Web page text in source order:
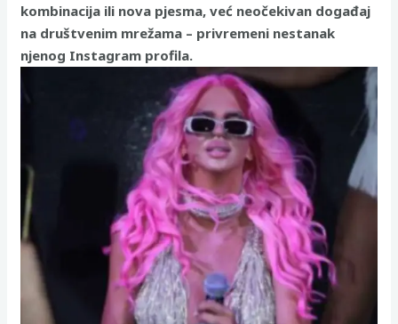
kombinacija ili nova pjesma, već neočekivan događaj
na društvenim mrežama – privremeni nestanak
njenog Instagram profila.